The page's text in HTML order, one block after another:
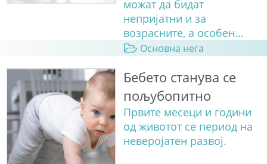
можат да бидат
непријатни и за
возрасните, а особен...
Основна нега
Бебето станува сe
пољубопитно
Првите месеци и години
од животот се период на
неверојатен развој.